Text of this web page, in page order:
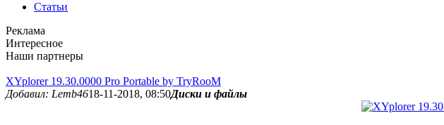
Статьи
Реклама
Интересное
Наши партнеры
XYplorer 19.30.0000 Pro Portable by TryRooM
Добавил: Lemb4618-11-2018, 08:50Диски и файлы